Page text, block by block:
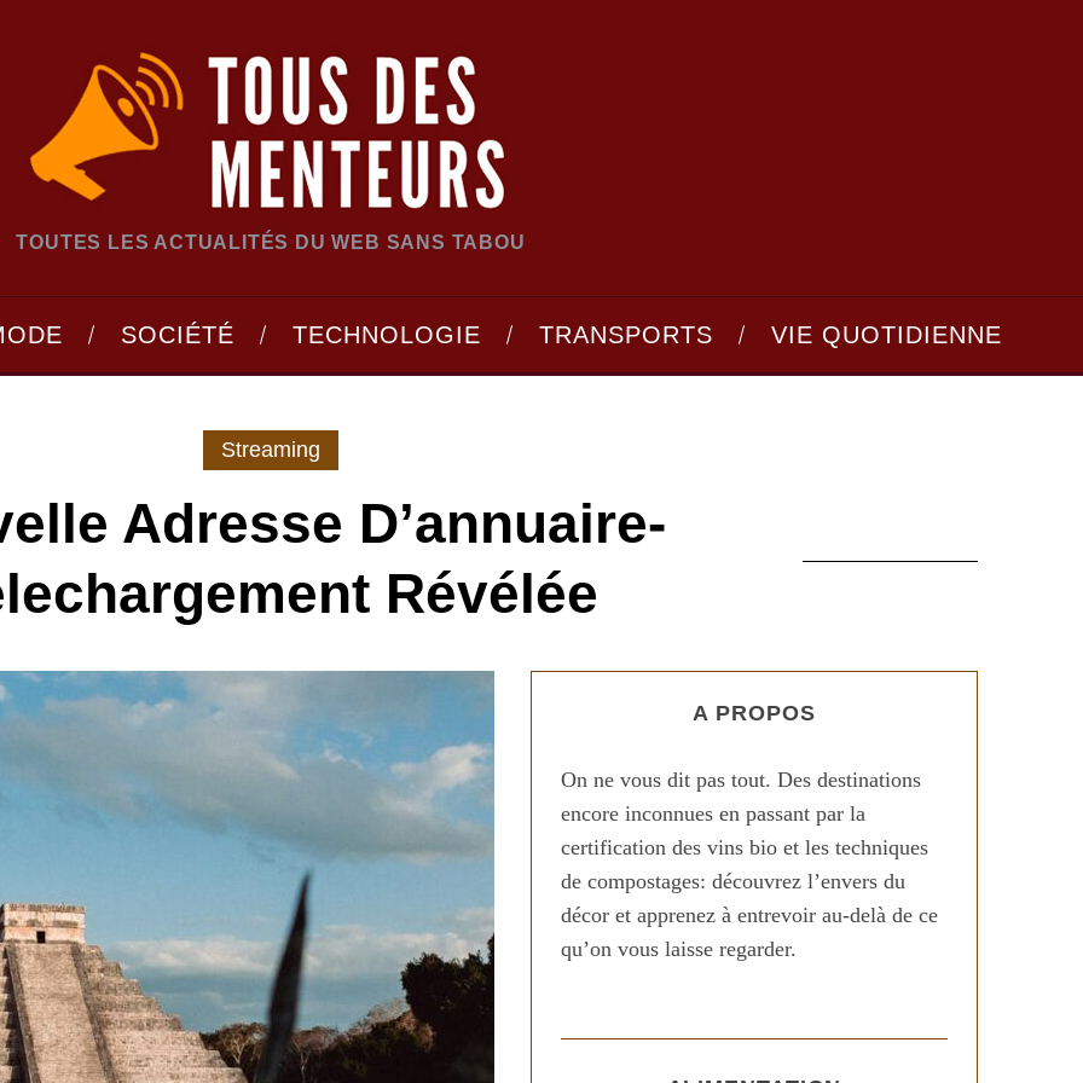
TOUTES LES ACTUALITÉS DU WEB SANS TABOU
SOCIÉTÉ TECHNOLOGIE TRANSPORTS VIE QUOTIDIENNE
Streaming
Adresse D’annuaire-
Révélée
A PROPOS
On ne vous dit pas tout. Des destinations
encore inconnues en passant par la
certification des vins bio et les techniques
de compostages: découvrez l’envers du
décor et apprenez à entrevoir au-delà de ce
qu’on vous laisse regarder.